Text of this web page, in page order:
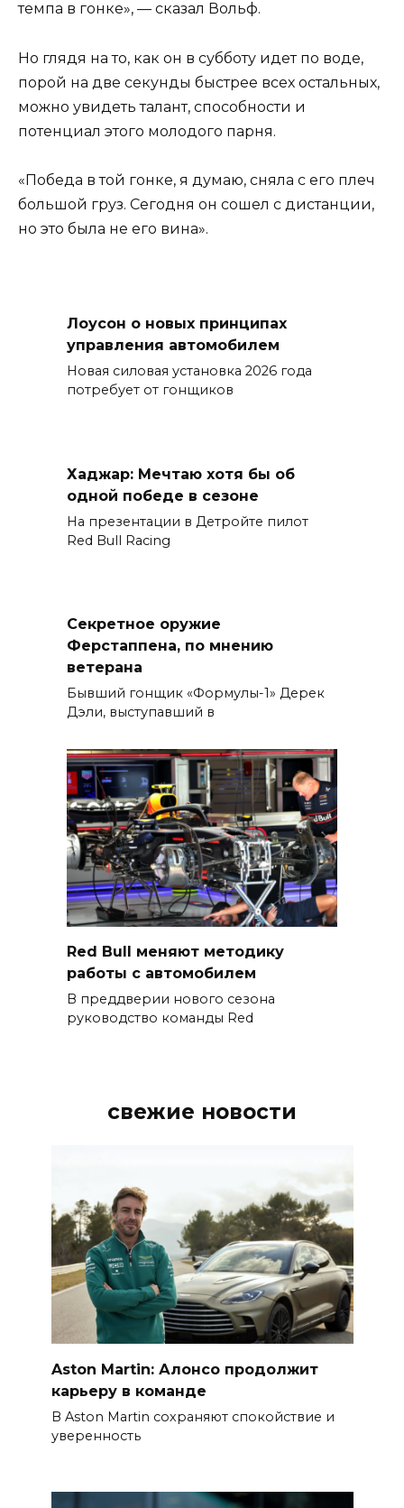
темпа в гонке», — сказал Вольф.
Но глядя на то, как он в субботу идет по воде,
порой на две секунды быстрее всех остальных,
можно увидеть талант, способности и
потенциал этого молодого парня.
«Победа в той гонке, я думаю, сняла с его плеч
большой груз. Сегодня он сошел с дистанции,
но это была не его вина».
Лоусон о новых принципах
управления автомобилем
Новая силовая установка 2026 года
потребует от гонщиков
Хаджар: Мечтаю хотя бы об
одной победе в сезоне
На презентации в Детройте пилот
Red Bull Racing
Секретное оружие
Ферстаппена, по мнению
ветерана
Бывший гонщик «Формулы-1» Дерек
Дэли, выступавший в
Red Bull меняют методику
работы с автомобилем
В преддверии нового сезона
руководство команды Red
свежие новости
Aston Martin: Алонсо продолжит
карьеру в команде
В Aston Martin сохраняют спокойствие и
уверенность